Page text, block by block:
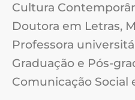
Cultura
Doutora em Letras,
Professora
Graduação e Pós-
Comunicação Social